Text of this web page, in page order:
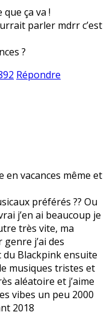
ça va !
parler mdrr c’est
?
Répondre
en vacances même et
préférés ?? Ou
j’en ai beaucoup je
très vite, ma
j’ai des
Blackpink ensuite
musiques tristes et
aléatoire et j’aime
vibes un peu 2000
2018